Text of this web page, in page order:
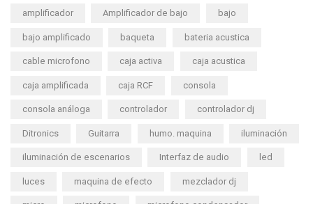
amplificador Amplificador de bajo bajo
bajo amplificado baqueta bateria acustica
cable microfono caja activa caja acustica
caja amplificada caja RCF consola
consola análoga controlador controlador dj
Ditronics Guitarra humo. maquina iluminación
iluminación de escenarios Interfaz de audio led
luces maquina de efecto mezclador dj